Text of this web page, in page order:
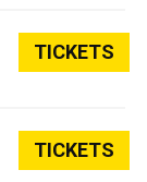
TICKETS
TICKETS